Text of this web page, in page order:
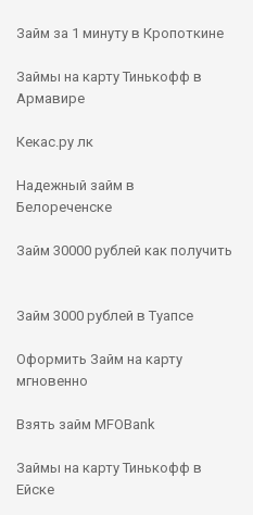
Займ за 1 минуту в Кропоткине
Займы на карту Тинькофф в
Армавире
Кекас.ру лк
Надежный займ в
Белореченске
Займ 30000 рублей как получить
Займ 3000 рублей в Туапсе
Оформить Займ на карту
мгновенно
Взять займ MFOBank
Займы на карту Тинькофф в
Ейске